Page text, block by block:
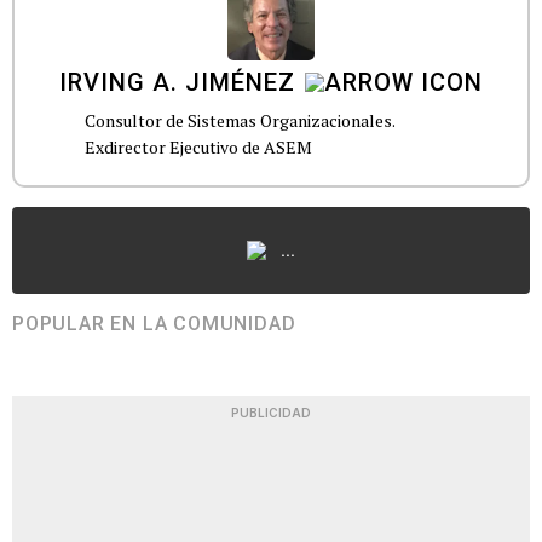
IRVING A. JIMÉNEZ
Consultor de Sistemas Organizacionales.
Exdirector Ejecutivo de ASEM
...
POPULAR EN LA COMUNIDAD
PUBLICIDAD